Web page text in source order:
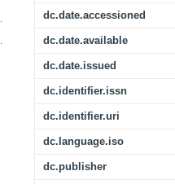
dc.date.accessioned
dc.date.available
dc.date.issued
dc.identifier.issn
dc.identifier.uri
dc.language.iso
dc.publisher